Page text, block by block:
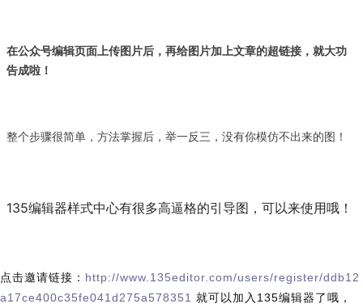
在公众号编辑页面 上传图片后，再给图片加上文章的超链接，就大功
告成啦！
整个步骤很简单，方法掌握后，举一反三，没有你模仿不出来的图！
135编辑器样式中心有很多高逼格的引导图，可以来使用哦！
点击邀请链接： http://www.135editor.com/users/register/ddb12
a17ce400c35fe041d275a578351 就可以加入135编辑器了哦，